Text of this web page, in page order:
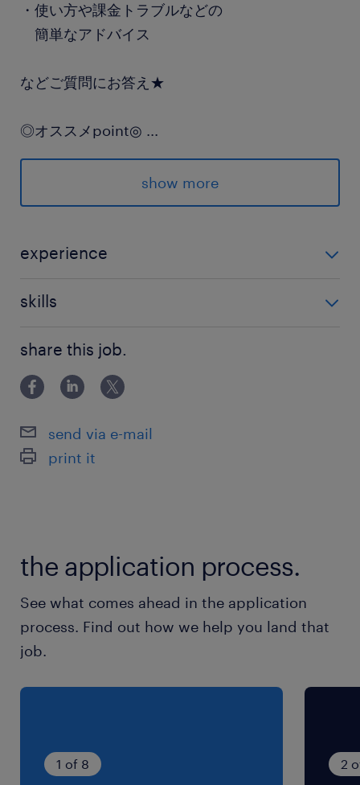
・使い方や課金トラブルなどの
簡単なアドバイス
などご質問にお答え★
◎オススメpoint◎ ...
・基本的なスマホ・PCの操作ができればOK♪
未経験でも安心してスタートできます
・服装、ヘアカラー、ネイルなど超自由◎
・週払い可（規定あり）
派遣先の特徴
コールセンター、ヘルプデスクなどIT関連クライ
アントを中心に展開している企業です
最寄駅
日豊本線／宮崎駅（徒歩5分）
【完全週休2日制シフト】月曜～日曜の間で週5
就業時間
9:00-18:00（実働8時間00分・休憩60分）
自由！
show more
experience
から使っていると馴染みやすいです♪
skills
share this job.
send via e-mail
print it
the application process.
See what comes ahead in the application
process. Find out how we help you land that
job.
1 of 8 2